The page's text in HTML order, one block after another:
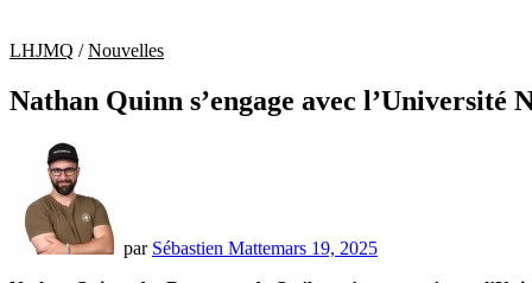
LHJMQ /Nouvelles
Nathan Quinn s’engage avec l’Université
par Sébastien Mattemars 19, 2025